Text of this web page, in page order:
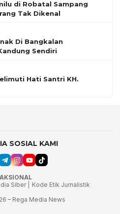
di Robatal Sampang
Tak Dikenal
Di Bangkalan
Sendiri
Hati Santri KH.
SOSIAL KAMI
Siber |
Kode Etik Jurnalistik
– Rega Media News